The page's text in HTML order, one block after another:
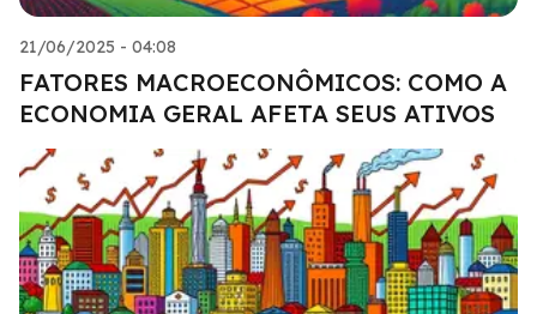
21/06/2025 - 04:08
FATORES MACROECONÔMICOS: COMO A
ECONOMIA GERAL AFETA SEUS ATIVOS